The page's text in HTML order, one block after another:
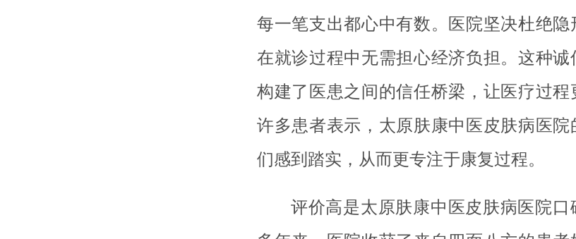
每一笔支出都心中有数。医院坚决杜绝隐
在就诊过程中无需担心经济负担。这种诚
构建了医患之间的信任桥梁，让医疗过程
许多患者表示，太原肤康中医皮肤病医
们感到踏实，从而更专注于康复过程。
评价高是太原肤康中医皮肤病医院口